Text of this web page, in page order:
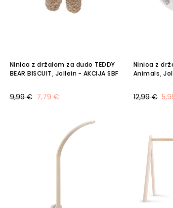
Ninica z držalom za dudo TEDDY
BEAR BISCUIT, Jollein - AKCIJA SBF
7,79 €
9,99 €
Ninica z
Animals,
12,99 €